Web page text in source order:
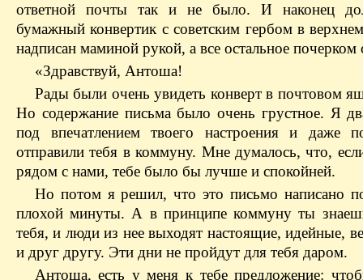
ответной почты так и не было. И наконец
бумажный конвертик с советским гербом в
надписан маминой рукой, а все остальное почерком
«Здравствуй, Антоша!
Рады были очень увидеть конверт в почтовом
Но содержание письма было очень грустное. Я
под впечатлением твоего настроения и даже
отправили тебя в коммуну. Мне думалось, что,
рядом с нами, тебе было бы лучше и спокойней.
Но потом я решил, что это письмо написано
плохой минуты. А в принципе коммуну ты
тебя, и люди из нее выходят настоящие, идейные,
и друг другу. Эти дни не пройдут для тебя даром.
Антоша, есть у меня к тебе предложение: